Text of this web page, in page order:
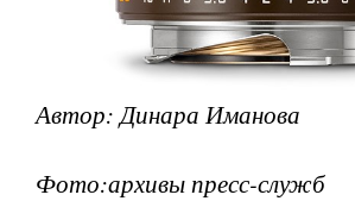
Автор: Динара Иманова
Фото:архивы пресс-служб